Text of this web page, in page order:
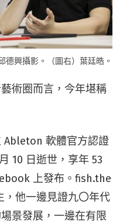
德興攝影。（圖右）葉廷皓。
術圈而言，今年堪稱
Ableton 軟體官方認證
10 日逝世，享年 53
上發布。fish.the
，他一邊見證九〇年代
景發展，一邊在有限